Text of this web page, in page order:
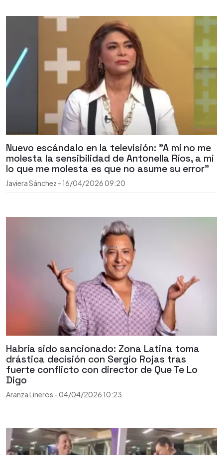
Nuevo escándalo en la televisión: "A mí no me
molesta la sensibilidad de Antonella Ríos, a mí
lo que me molesta es que no asume su error"
Javiera Sánchez - 16/04/2026 09:20
Habría sido sancionado: Zona Latina toma
drástica decisión con Sergio Rojas tras
fuerte conflicto con director de Que Te Lo
Digo
Aranza Lineros - 04/04/2026 10:23